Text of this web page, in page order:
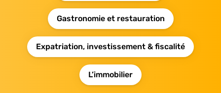
Gastronomie et restauration
Expatriation, investissement & fiscalité
L’immobilier